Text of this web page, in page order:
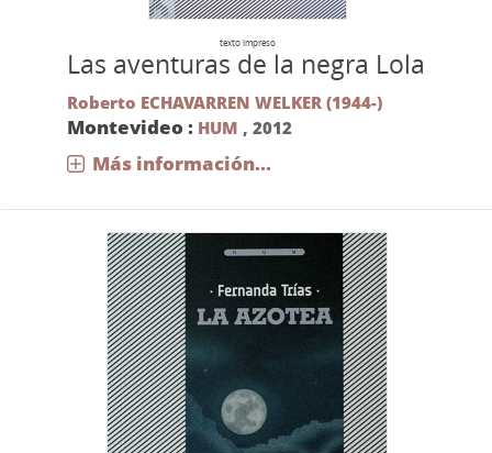
texto impreso
Las aventuras de la negra Lola
Roberto ECHAVARREN WELKER (1944-)
Montevideo : HUM , 2012
Más información...